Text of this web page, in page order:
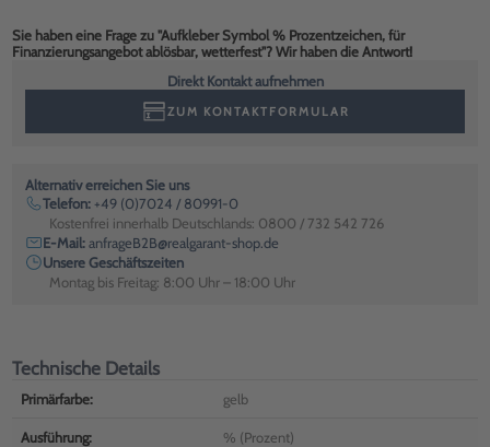
Sie haben eine Frage zu "Aufkleber Symbol % Prozentzeichen, für
Finanzierungsangebot ablösbar, wetterfest"? Wir haben die Antwort!
Direkt Kontakt aufnehmen
ZUM KONTAKTFORMULAR
Alternativ erreichen Sie uns
Telefon: +49 (0)7024 / 80991-0
Kostenfrei innerhalb Deutschlands: 0800 / 732 542 726
E-Mail:anfrageB2B@realgarant-shop.de
Unsere Geschäftszeiten
Montag bis Freitag: 8:00 Uhr – 18:00 Uhr
Technische Details
Primärfarbe: gelb
Ausführung: % (Prozent)